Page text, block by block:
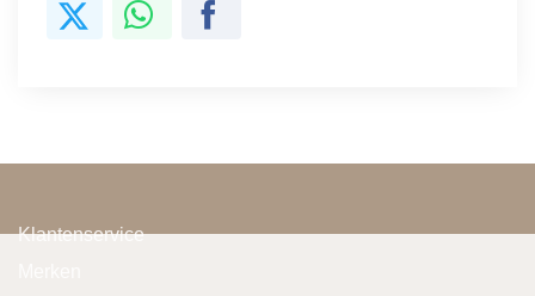
Klantenservice